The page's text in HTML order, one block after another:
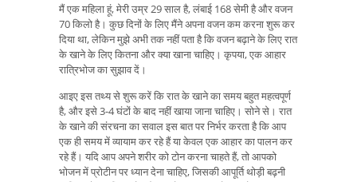
मैं एक महिला हूं, मेरी उम्र 29 साल है, लंबाई 168 सेमी है और वजन
70 किलो है। कुछ दिनों के लिए मैंने अपना वजन कम करना शुरू कर
दिया था, लेकिन मुझे अभी तक नहीं पता है कि वजन बढ़ाने के लिए रात
के खाने के लिए कितना और क्या खाना चाहिए। कृपया, एक आहार
रात्रिभोज का सुझाव दें।
आइए इस तथ्य से शुरू करें कि रात के खाने का समय बहुत महत्वपूर्ण
है, और इसे 3-4 घंटों के बाद नहीं खाया जाना चाहिए। सोने से। रात
के खाने की संरचना का सवाल इस बात पर निर्भर करता है कि आप
एक ही समय में व्यायाम कर रहे हैं या केवल एक आहार का पालन कर
रहे हैं। यदि आप अपने शरीर को टोन करना चाहते हैं, तो आपको
भोजन में प्रोटीन पर ध्यान देना चाहिए, जिसकी आपूर्ति थोड़ी बढ़नी